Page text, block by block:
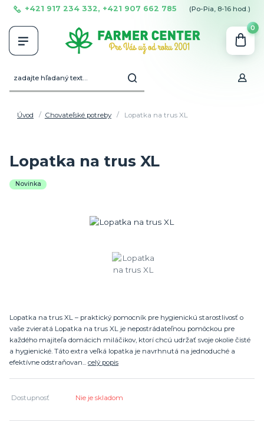
+421 917 234 332, +421 907 662 785 (Po-Pia, 8-16 hod.)
0
Úvod Chovateľské potreby Lopatka na trus XL
Lopatka na trus XL
Novinka
Lopatka na trus XL – praktický pomocník pre hygienickú starostlivosť o
vaše zvieratá Lopatka na trus XL je nepostrádateľnou pomôckou pre
každého majiteľa domácich miláčikov, ktorí chcú udržať svoje okolie čisté
a hygienické. Táto extra veľká lopatka je navrhnutá na jednoduché a
efektívne odstraňovan... celý popis
Dostupnosť Nie je skladom